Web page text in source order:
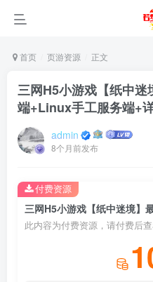
首页 页游资源 正文
三网H5小游戏【纸中
端+Linux手工服务端+
admin
8个月前发布
此内容为付费资源，请付费后
付费资源